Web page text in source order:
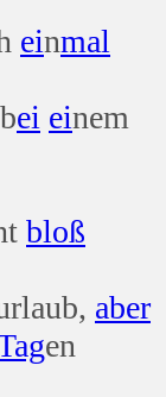
einmal
ei einem
bloß
aber
en